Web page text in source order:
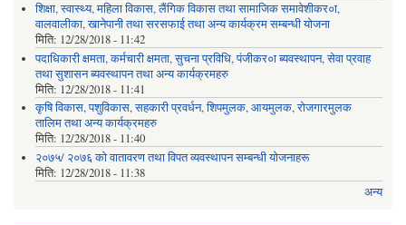
शिक्षा, स्वास्थ्य, महिला विकास, लैंगिक विकास तथा सामाजिक समावेशीकर०ा,
वालवालीका, खानेपानी तथा सरसफाई तथा अन्य कार्यक्रम सम्बन्धी योजना
मिति: 12/28/2018 - 11:42
पदाधिकारी क्षमता, कर्मचारी क्षमता, सुचना प्रविधि, पंजीकर०ा ब्यवस्थापन, सेवा प्रवाह
तथा सुशासन ब्यवस्थापन तथा अन्य कार्यक्रमहरु
मिति: 12/28/2018 - 11:41
कृषि विकास, पशुविकास, सहकारी प्रवर्धन, शिपमुलक, आयमुलक, रोजगारमुलक
तालिम तथा अन्य कार्यक्रमहरु
मिति: 12/28/2018 - 11:40
२०७५/ २०७६ को वातावरण तथा विपत व्यवस्थापन सम्बन्धी योजनाहरू
मिति: 12/28/2018 - 11:38
अन्य